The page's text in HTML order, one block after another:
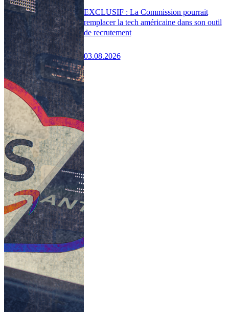
EXCLUSIF : La Commission pourrait
remplacer la tech américaine dans son outil
de recrutement
03.08.2026